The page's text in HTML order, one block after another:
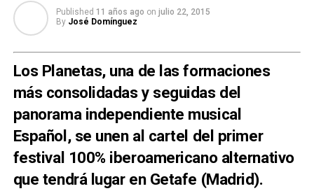
Published 11 años ago on julio 22, 2015
By José Domínguez
Los Planetas, una de las formaciones
más consolidadas y seguidas del
panorama independiente musical
Español, se unen al cartel del primer
festival 100% iberoamericano alternativo
que tendrá lugar en Getafe (Madrid).